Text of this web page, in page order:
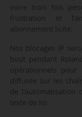
voire trois fois
frustration et
abonnement licite.
Nos blocages IP
bout pendant
opérationnels pour
diffusée sur les
de
texte de loi.